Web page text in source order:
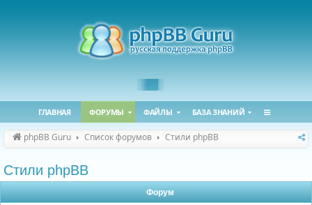
ГЛАВНАЯ ФОРУМЫ ФАЙЛЫ БАЗА ЗНАНИЙ
phpBB Guru Список форумов Стили phpBB
Стили phpBB
Форум